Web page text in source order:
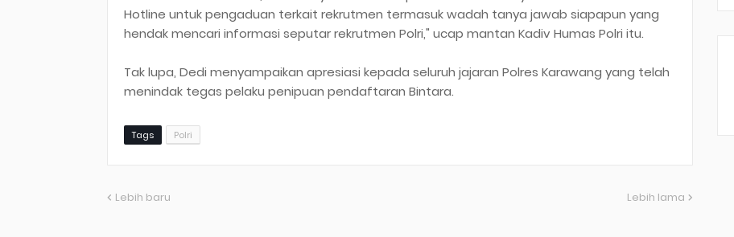
Hotline untuk pengaduan terkait rekrutmen termasuk wadah tanya jawab siapapun yang
hendak mencari informasi seputar rekrutmen Polri," ucap mantan Kadiv Humas Polri itu.
Tak lupa, Dedi menyampaikan apresiasi kepada seluruh jajaran Polres Karawang yang telah
menindak tegas pelaku penipuan pendaftaran Bintara.
Tags Polri
Lebih baru Lebih lama